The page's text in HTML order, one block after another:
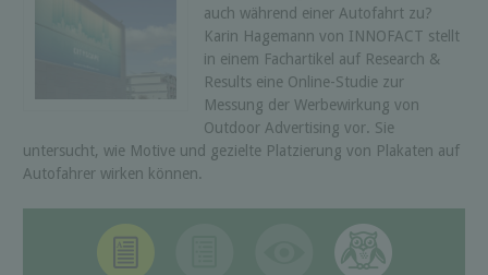
auch während einer Autofahrt zu?
Karin Hagemann von INNOFACT stellt
in einem Fachartikel auf Research &
Results eine Online-Studie zur
Messung der Werbewirkung von
Outdoor Advertising vor. Sie
untersucht, wie Motive und gezielte Platzierung von Plakaten auf
Autofahrer wirken können.